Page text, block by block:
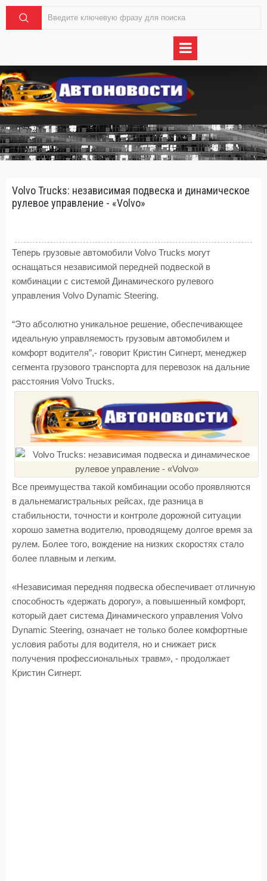
Volvo Trucks: независимая подвеска и динамическое
рулевое управление - «Volvo»
Теперь грузовые автомобили Volvo Trucks могут
оснащаться независимой передней подвеской в
комбинации с системой Динамического рулевого
управления Volvo Dynamic Steering.
“Это абсолютно уникальное решение, обеспечивающее
идеальную управляемость грузовым автомобилем и
комфорт водителя”,- говорит Кристин Сигнерт, менеджер
сегмента грузового транспорта для перевозок на дальние
расстояния Volvo Trucks.
Все преимущества такой комбинации особо проявляются
в дальнемагистральных рейсах, где разница в
стабильности, точности и контроле дорожной ситуации
хорошо заметна водителю, проводящему долгое время за
рулем. Более того, вождение на низких скоростях стало
более плавным и легким.
«Независимая передняя подвеска обеспечивает отличную
способность «держать дорогу», а повышенный комфорт,
который дает система Динамического управления Volvo
Dynamic Steering, означает не только более комфортные
условия работы для водителя, но и снижает риск
получения профессиональных травм», - продолжает
Кристин Сигнерт.